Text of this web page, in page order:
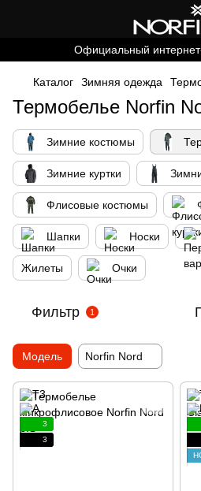
Официальный
Каталог Зимняя одежда
Термобелье Norfin
Зимние костюмы
Зимние куртки
Флисовые костюмы
Шапки Носки
Жилеты Очки
Фильтр 1
Модель Norfin Nord
3
3